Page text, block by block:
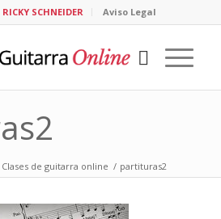
RICKY SCHNEIDER Aviso Legal
Clases de guitarra online / partituras2